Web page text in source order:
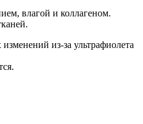
влагой и коллагеном.
из-за ультрафиолета